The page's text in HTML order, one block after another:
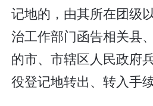
记地的，由其所在团级
治工作部门函告相关县
的市、市辖区人民政府
役登记地转出、转入手续